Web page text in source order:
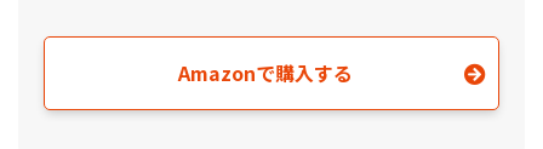
Amazonで購入する